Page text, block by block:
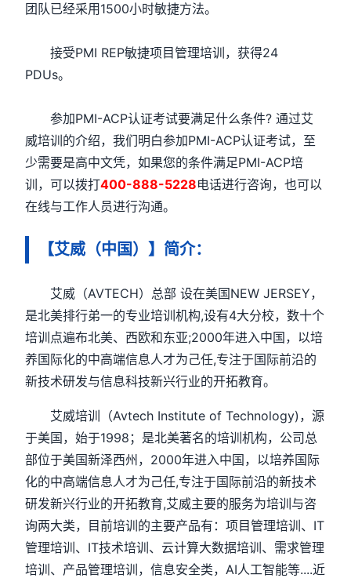
团队已经采用1500小时敏捷方法。
接受PMI REP敏捷项目管理培训，获得24
PDUs。
参加PMI-ACP认证考试要满足什么条件? 通过艾
威培训的介绍，我们明白参加PMI-ACP认证考试，至
少需要是高中文凭，如果您的条件满足PMI-ACP培
训，可以拨打400-888-5228电话进行咨询，也可以
在线与工作人员进行沟通。
【艾威（中国）】简介：
艾威（AVTECH）总部 设在美国NEW JERSEY，
是北美排行弟一的专业培训机构,设有4大分校，数十个
培训点遍布北美、西欧和东亚;2000年进入中国，以培
养国际化的中高端信息人才为己任,专注于国际前沿的
新技术研发与信息科技新兴行业的开拓教育。
艾威培训（Avtech Institute of Technology)，源
于美国，始于1998；是北美著名的培训机构，公司总
部位于美国新泽西州，2000年进入中国，以培养国际
化的中高端信息人才为己任,专注于国际前沿的新技术
研发新兴行业的开拓教育,艾威主要的服务为培训与咨
询两大类，目前培训的主要产品有：项目管理培训、IT
管理培训、IT技术培训、云计算大数据培训、需求管理
培训、产品管理培训，信息安全类，AI人工智能等....近